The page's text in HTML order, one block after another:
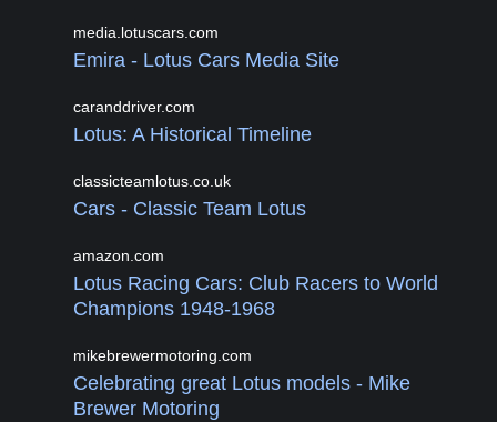
media.lotuscars.com
Emira - Lotus Cars Media Site
caranddriver.com
Lotus: A Historical Timeline
classicteamlotus.co.uk
Cars - Classic Team Lotus
amazon.com
Lotus Racing Cars: Club Racers to World
Champions 1948-1968
mikebrewermotoring.com
Celebrating great Lotus models - Mike
Brewer Motoring